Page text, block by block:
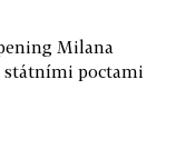
Milana
státními poctami